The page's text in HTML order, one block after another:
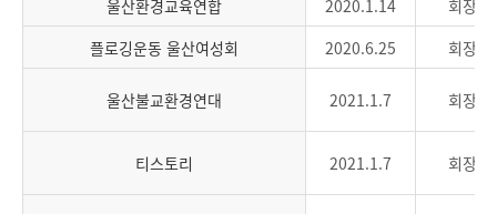
울산환경교육연합
2020.1.14
회장
플로깅운동 울산여성회
2020.6.25 회장
울산불교환경연대 2021.1.7 회장
티스토리 2021.1.7 회장